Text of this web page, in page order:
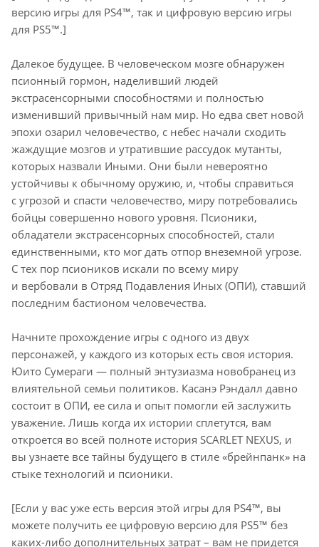
версию игры для PS4™, так и цифровую версию игры
для PS5™.]
Далекое будущее. В человеческом мозге обнаружен
псионный гормон, наделивший людей
экстрасенсорными способностями и полностью
изменивший привычный нам мир. Но едва свет новой
эпохи озарил человечество, с небес начали сходить
жаждущие мозгов и утратившие рассудок мутанты,
которых назвали Иными. Они были невероятно
устойчивы к обычному оружию, и, чтобы справиться
с угрозой и спасти человечество, миру потребовались
бойцы совершенно нового уровня. Псионики,
обладатели экстрасенсорных способностей, стали
единственными, кто мог дать отпор внеземной угрозе.
С тех пор псиоников искали по всему миру
и вербовали в Отряд Подавления Иных (ОПИ), ставший
последним бастионом человечества.
Начните прохождение игры с одного из двух
персонажей, у каждого из которых есть своя история.
Юито Сумераги — полный энтузиазма новобранец из
влиятельной семьи политиков. Касанэ Рэндалл давно
состоит в ОПИ, ее сила и опыт помогли ей заслужить
уважение. Лишь когда их истории сплетутся, вам
откроется во всей полноте история SCARLET NEXUS, и
вы узнаете все тайны будущего в стиле «брейнпанк» на
стыке технологий и псионики.
[Если у вас уже есть версия этой игры для PS4™, вы
можете получить ее цифровую версию для PS5™ без
каких-либо дополнительных затрат – вам не придется